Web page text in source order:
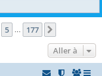
5 177
Aller à